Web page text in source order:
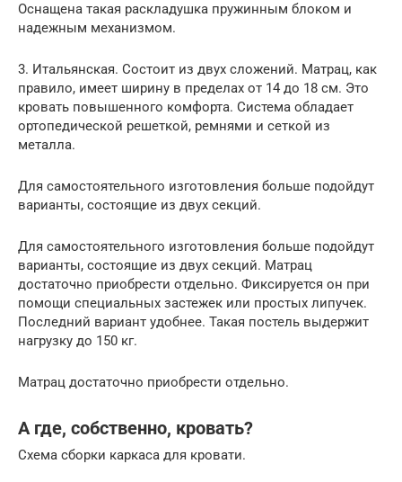
Оснащена такая раскладушка пружинным блоком и
надежным механизмом.
3. Итальянская. Состоит из двух сложений. Матрац, как
правило, имеет ширину в пределах от 14 до 18 см. Это
кровать повышенного комфорта. Система обладает
ортопедической решеткой, ремнями и сеткой из
металла.
Для самостоятельного изготовления больше подойдут
варианты, состоящие из двух секций.
Для самостоятельного изготовления больше подойдут
варианты, состоящие из двух секций. Матрац
достаточно приобрести отдельно. Фиксируется он при
помощи специальных застежек или простых липучек.
Последний вариант удобнее. Такая постель выдержит
нагрузку до 150 кг.
Матрац достаточно приобрести отдельно.
А где, собственно, кровать?
Схема сборки каркаса для кровати.